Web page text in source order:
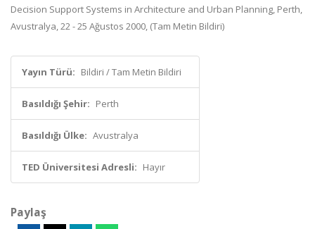
Decision Support Systems in Architecture and Urban Planning, Perth,
Avustralya, 22 - 25 Ağustos 2000, (Tam Metin Bildiri)
Yayın Türü: Bildiri / Tam Metin Bildiri
Basıldığı Şehir: Perth
Basıldığı Ülke: Avustralya
TED Üniversitesi Adresli: Hayır
Paylaş